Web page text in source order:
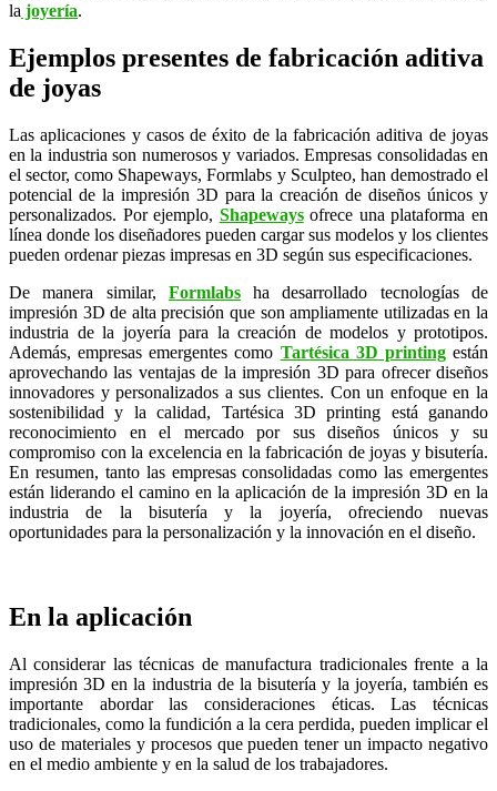
la joyería.
Ejemplos presentes de fabricación aditiva
de joyas
Las aplicaciones y casos de éxito de la fabricación aditiva de joyas
en la industria son numerosos y variados. Empresas consolidadas en
el sector, como Shapeways, Formlabs y Sculpteo, han demostrado el
potencial de la impresión 3D para la creación de diseños únicos y
personalizados. Por ejemplo, Shapewaysofrece una plataforma en
línea donde los diseñadores pueden cargar sus modelos y los clientes
pueden ordenar piezas impresas en 3D según sus especificaciones.
De manera similar, Formlabsha desarrollado tecnologías de
impresión 3D de alta precisión que son ampliamente utilizadas en la
industria de la joyería para la creación de modelos y prototipos.
Además, empresas emergentes como Tartésica 3D printingestán
aprovechando las ventajas de la impresión 3D para ofrecer diseños
innovadores y personalizados a sus clientes. Con un enfoque en la
sostenibilidad y la calidad, Tartésica 3D printing está ganando
reconocimiento en el mercado por sus diseños únicos y su
compromiso con la excelencia en la fabricación de joyas y bisutería.
En resumen, tanto las empresas consolidadas como las emergentes
están liderando el camino en la aplicación de la impresión 3D en la
industria de la bisutería y la joyería, ofreciendo nuevas
oportunidades para la personalización y la innovación en el diseño.
En la aplicación
Al considerar las técnicas de manufactura tradicionales frente a la
impresión 3D en la industria de la bisutería y la joyería, también es
importante abordar las consideraciones éticas. Las técnicas
tradicionales, como la fundición a la cera perdida, pueden implicar el
uso de materiales y procesos que pueden tener un impacto negativo
en el medio ambiente y en la salud de los trabajadores.